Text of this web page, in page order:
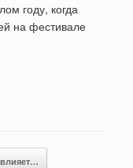
году, когда
на фестивале